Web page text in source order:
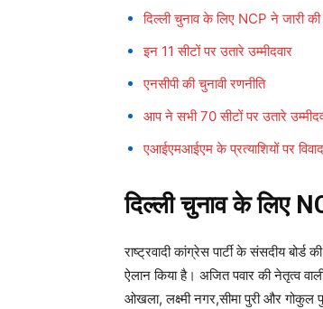
दिल्ली चुनाव के लिए NCP ने जारी
इन 11 सीटों पर उतारे उम्मीदवार
एनसीपी की चुनावी रणनीति
आप ने सभी 70 सीटों पर उतारे
एआईएमआईएम के प्रत्याशियों पर विवाद
दिल्ली चुनाव के लिए
राष्ट्रवादी कांग्रेस पार्टी के संसदीय
ऐलान किया है। अजित पवार की नेतृत्व
ओखला, लक्ष्मी नगर,सीमा पुरी और गोकुल